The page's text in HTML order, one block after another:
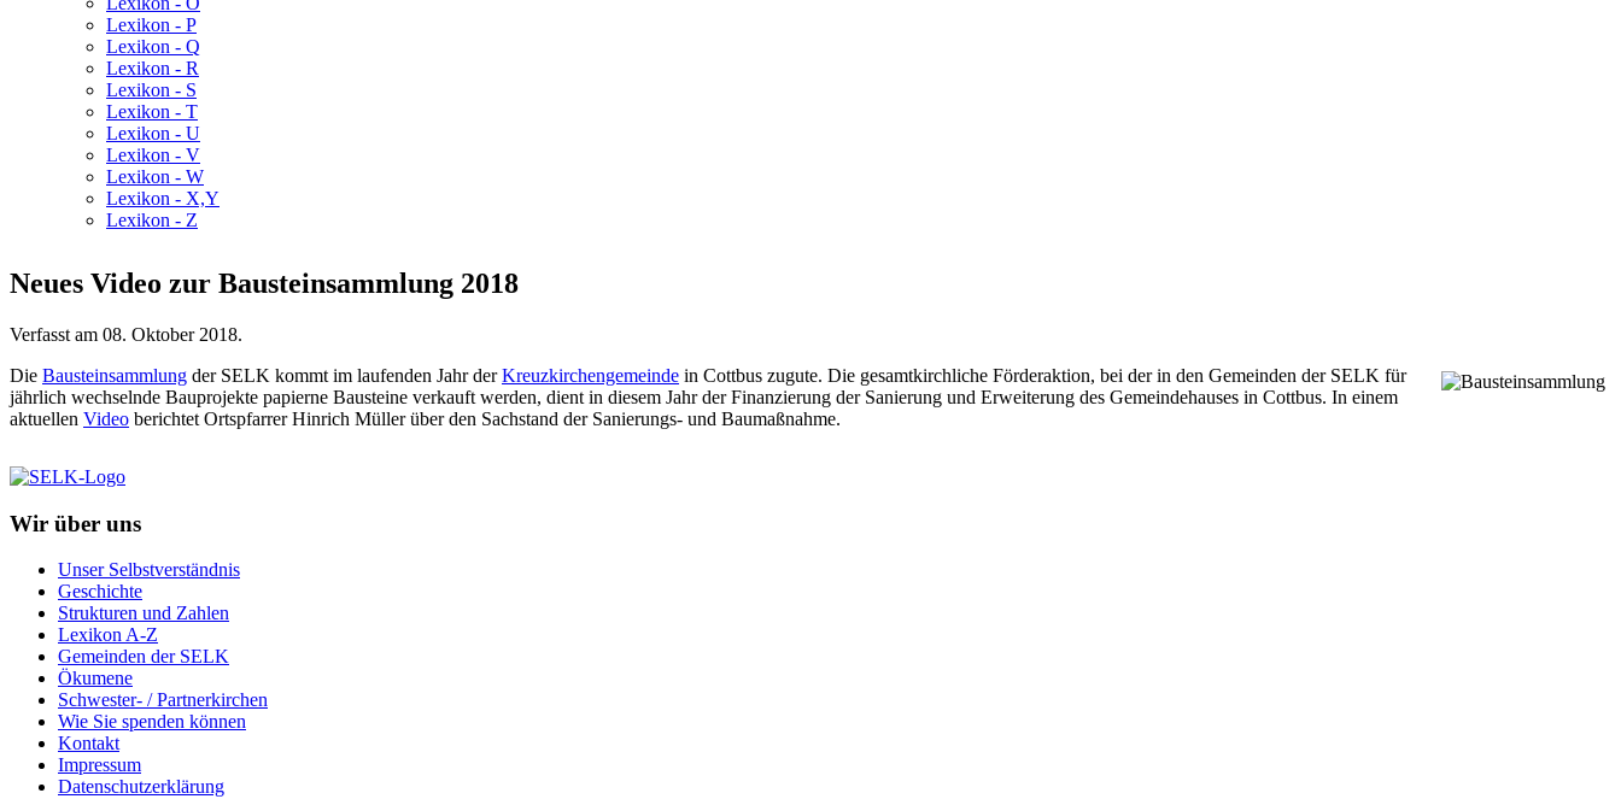
Lexikon - P
Lexikon - Q
Lexikon - R
Lexikon - S
Lexikon - T
Lexikon - U
Lexikon - V
Lexikon - W
Lexikon - X,Y
Lexikon - Z
Neues Video zur Bausteinsammlung 2018
Verfasst am 08. Oktober 2018.
Die Bausteinsammlung der SELK kommt im laufenden Jahr derKreuzkirchengemeinde in Cottbus zugute. Die gesamtkirchliche Förderaktion, bei der in den Gemeinden der SELK für
jährlich wechselnde Bauprojekte papierne Bausteine verkauft werden, dient in diesem Jahr der Finanzierung der Sanierung und Erweiterung des Gemeindehauses in Cottbus. In einem
aktuellen Video berichtet Ortspfarrer Hinrich Müller über den Sachstand der Sanierungs- und Baumaßnahme.
Wir über uns
Unser Selbstverständnis
Geschichte
Strukturen und Zahlen
Lexikon A-Z
Gemeinden der SELK
Ökumene
Schwester- / Partnerkirchen
Wie Sie spenden können
Kontakt
Impressum
Datenschutzerklärung